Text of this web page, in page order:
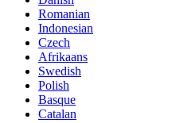
Romanian
Indonesian
Czech
Afrikaans
Swedish
Polish
Basque
Catalan